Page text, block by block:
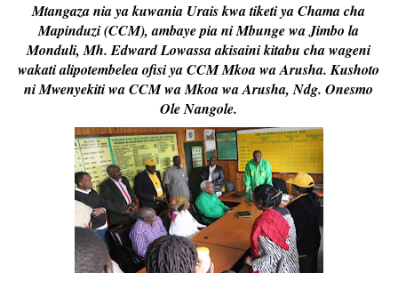
Mtangaza nia ya kuwania Urais kwa tiketi ya Chama cha
Mapinduzi (CCM), ambaye pia ni Mbunge wa Jimbo la
Monduli, Mh. Edward Lowassa akisaini kitabu cha wageni
wakati alipotembelea ofisi ya CCM Mkoa wa Arusha. Kushoto
ni Mwenyekiti wa CCM wa Mkoa wa Arusha, Ndg. Onesmo
Ole Nangole.